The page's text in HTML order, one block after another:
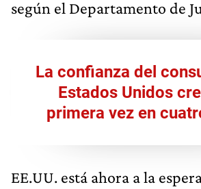
según el Departamento de
La confianza del
Estados Unidos
primera vez en
EE.UU. está ahora a la